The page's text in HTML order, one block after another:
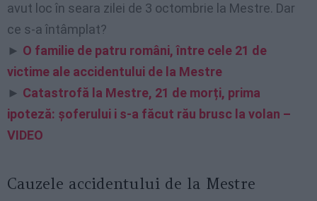
avut loc în seara zilei de 3 octombrie la Mestre. Dar
ce s-a întâmplat?
► O familie de patru români, între cele 21 de
victime ale accidentului de la Mestre
► Catastrofă la Mestre, 21 de morți, prima
ipoteză: șoferului i s-a făcut rău brusc la volan –
VIDEO
Cauzele accidentului de la Mestre